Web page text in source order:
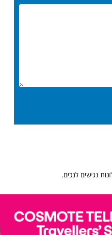
נגישים לנכים.